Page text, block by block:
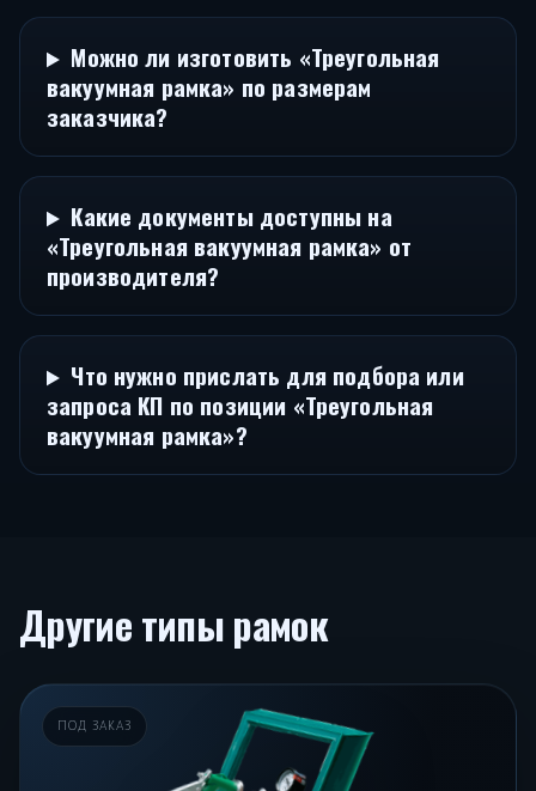
Можно ли изготовить «Треугольная
вакуумная рамка» по размерам
заказчика?
Какие документы доступны на
«Треугольная вакуумная рамка» от
производителя?
Что нужно прислать для подбора или
запроса КП по позиции «Треугольная
вакуумная рамка»?
Другие типы рамок
ПОД ЗАКАЗ